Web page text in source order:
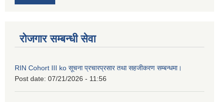
रोजगार सम्बन्धी सेवा
RIN Cohort III ko सूचना प्रचारप्रसार तथा सहजीकरण सम्बन्धमा।
Post date: 07/21/2026 - 11:56